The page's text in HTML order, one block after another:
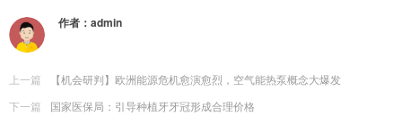
作者： admin
上一篇
【机会研判】欧洲能源危机愈演愈烈，空气能热泵概念大爆发
下一篇
国家医保局：引导种植牙牙冠形成合理价格